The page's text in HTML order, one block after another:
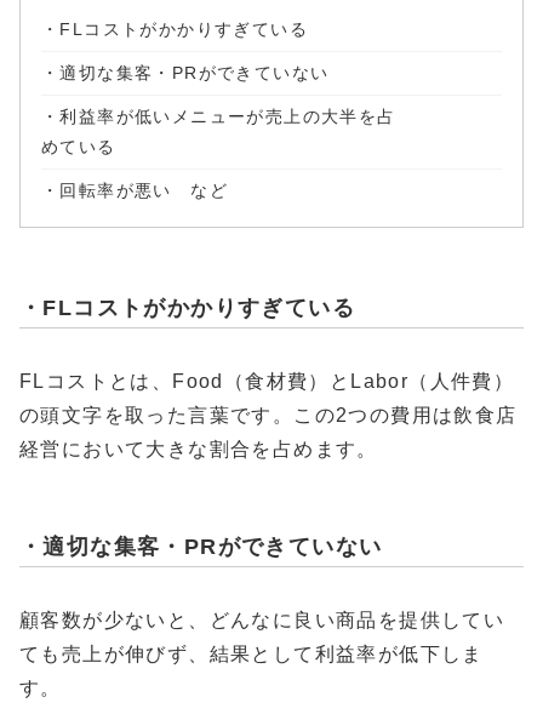
・FLコストがかかりすぎている
・適切な集客・PRができていない
・利益率が低いメニューが売上の大半を占
めている
・回転率が悪い など
・FLコストがかかりすぎている
FLコストとは、Food（食材費）とLabor（人件費）
の頭文字を取った言葉です。この2つの費用は飲食店
経営において大きな割合を占めます。
・適切な集客・PRができていない
顧客数が少ないと、どんなに良い商品を提供してい
ても売上が伸びず、結果として利益率が低下しま
す。